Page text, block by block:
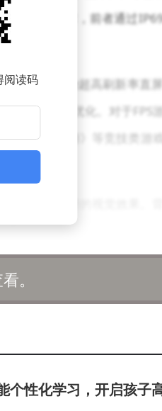
幕指纹技术，前者通过IP69
辨率165Hz超高刷新率直
实现功耗优化。对于FPS
命召唤手游》等竞技类游
机处于游戏模式时，光环
完美融合的设计，使整机
果。
钟，机身表面温度仍控制
、极致三种模式间自由切换
阅读码
。
性化学习，开启孩子